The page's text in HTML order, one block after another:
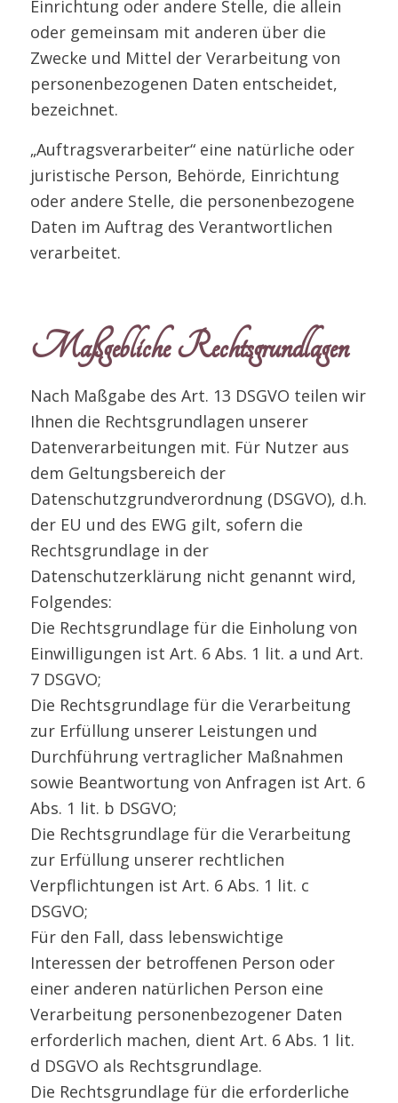
Einrichtung oder andere Stelle, die allein
oder gemeinsam mit anderen über die
Zwecke und Mittel der Verarbeitung von
personenbezogenen Daten entscheidet,
bezeichnet.
„Auftragsverarbeiter“ eine natürliche oder
juristische Person, Behörde, Einrichtung
oder andere Stelle, die personenbezogene
Daten im Auftrag des Verantwortlichen
verarbeitet.
Maßgebliche Rechtsgrundlagen
Nach Maßgabe des Art. 13 DSGVO teilen wir
Ihnen die Rechtsgrundlagen unserer
Datenverarbeitungen mit. Für Nutzer aus
dem Geltungsbereich der
Datenschutzgrundverordnung (DSGVO), d.h.
der EU und des EWG gilt, sofern die
Rechtsgrundlage in der
Datenschutzerklärung nicht genannt wird,
Folgendes:
Die Rechtsgrundlage für die Einholung von
Einwilligungen ist Art. 6 Abs. 1 lit. a und Art.
7 DSGVO;
Die Rechtsgrundlage für die Verarbeitung
zur Erfüllung unserer Leistungen und
Durchführung vertraglicher Maßnahmen
sowie Beantwortung von Anfragen ist Art. 6
Abs. 1 lit. b DSGVO;
Die Rechtsgrundlage für die Verarbeitung
zur Erfüllung unserer rechtlichen
Verpflichtungen ist Art. 6 Abs. 1 lit. c
DSGVO;
Für den Fall, dass lebenswichtige
Interessen der betroffenen Person oder
einer anderen natürlichen Person eine
Verarbeitung personenbezogener Daten
erforderlich machen, dient Art. 6 Abs. 1 lit.
d DSGVO als Rechtsgrundlage.
Die Rechtsgrundlage für die erforderliche